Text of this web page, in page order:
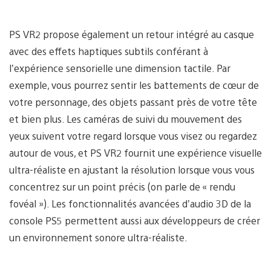
PS VR2 propose également un retour intégré au casque
avec des effets haptiques subtils conférant à
l’expérience sensorielle une dimension tactile. Par
exemple, vous pourrez sentir les battements de cœur de
votre personnage, des objets passant près de votre tête
et bien plus. Les caméras de suivi du mouvement des
yeux suivent votre regard lorsque vous visez ou regardez
autour de vous, et PS VR2 fournit une expérience visuelle
ultra-réaliste en ajustant la résolution lorsque vous vous
concentrez sur un point précis (on parle de « rendu
fovéal »). Les fonctionnalités avancées d’audio 3D de la
console PS5 permettent aussi aux développeurs de créer
un environnement sonore ultra-réaliste.